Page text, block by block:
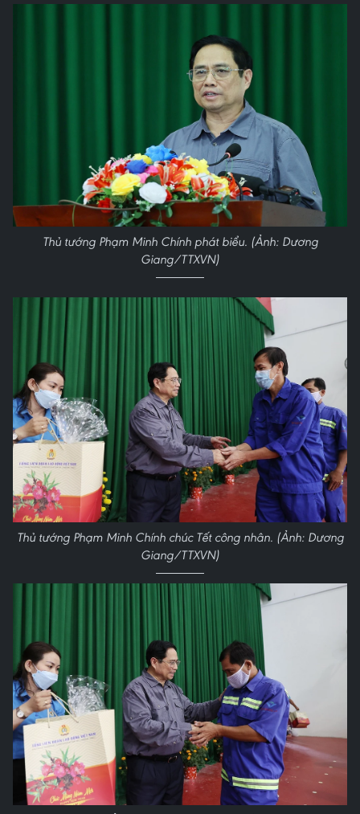
Thủ tướng Phạm Minh Chính phát biểu. (Ảnh: Dương
Giang/TTXVN)
Thủ tướng Phạm Minh Chính chúc Tết công nhân. (Ảnh: Dương
Giang/TTXVN)